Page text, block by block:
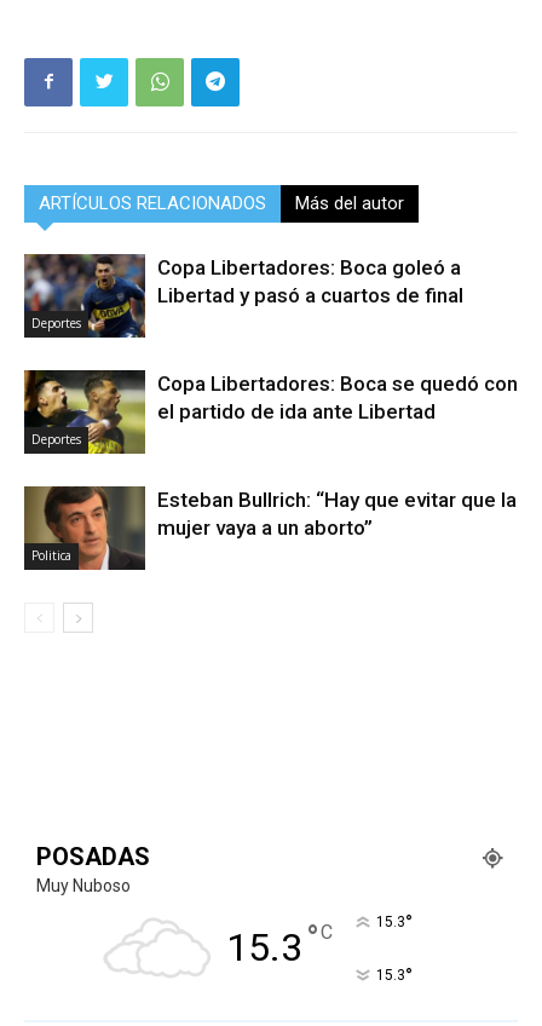
ARTÍCULOS RELACIONADOS Más del autor
Deportes
Copa Libertadores: Boca goleó a
Libertad y pasó a cuartos de final
Deportes
Copa Libertadores: Boca se quedó con
el partido de ida ante Libertad
Politica
Esteban Bullrich: “Hay que evitar que la
mujer vaya a un aborto”
POSADAS
Muy Nuboso
15.3 °C 15.3°
15.3°